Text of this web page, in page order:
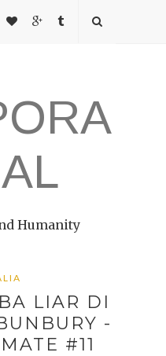
Humanity
LIAR DI
-
#11